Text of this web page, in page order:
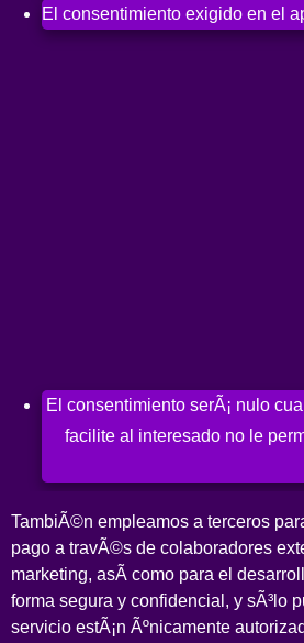
El consentimiento exigido en el
El consentimiento serÃ¡ nulo
facilite al interesado no le
TambiÃ©n empleamos a terceros
pago a travÃ©s de colaboradores
marketing, asÃ­ como para el
forma segura y confidencial, y sÃ³lo
servicio estÃ¡n Ãºnicamente